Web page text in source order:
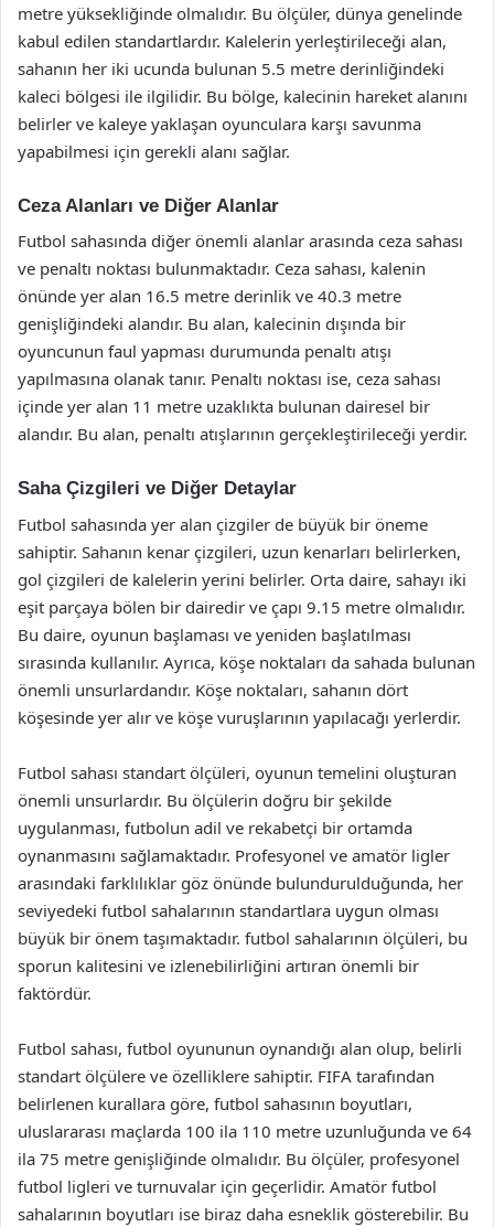
metre yüksekliğinde olmalıdır. Bu ölçüler, dünya genelinde
kabul edilen standartlardır. Kalelerin yerleştirileceği alan,
sahanın her iki ucunda bulunan 5.5 metre derinliğindeki
kaleci bölgesi ile ilgilidir. Bu bölge, kalecinin hareket alanını
belirler ve kaleye yaklaşan oyunculara karşı savunma
yapabilmesi için gerekli alanı sağlar.
Ceza Alanları ve Diğer Alanlar
Futbol sahasında diğer önemli alanlar arasında ceza sahası
ve penaltı noktası bulunmaktadır. Ceza sahası, kalenin
önünde yer alan 16.5 metre derinlik ve 40.3 metre
genişliğindeki alandır. Bu alan, kalecinin dışında bir
oyuncunun faul yapması durumunda penaltı atışı
yapılmasına olanak tanır. Penaltı noktası ise, ceza sahası
içinde yer alan 11 metre uzaklıkta bulunan dairesel bir
alandır. Bu alan, penaltı atışlarının gerçekleştirileceği yerdir.
Saha Çizgileri ve Diğer Detaylar
Futbol sahasında yer alan çizgiler de büyük bir öneme
sahiptir. Sahanın kenar çizgileri, uzun kenarları belirlerken,
gol çizgileri de kalelerin yerini belirler. Orta daire, sahayı iki
eşit parçaya bölen bir dairedir ve çapı 9.15 metre olmalıdır.
Bu daire, oyunun başlaması ve yeniden başlatılması
sırasında kullanılır. Ayrıca, köşe noktaları da sahada bulunan
önemli unsurlardandır. Köşe noktaları, sahanın dört
köşesinde yer alır ve köşe vuruşlarının yapılacağı yerlerdir.
Futbol sahası standart ölçüleri, oyunun temelini oluşturan
önemli unsurlardır. Bu ölçülerin doğru bir şekilde
uygulanması, futbolun adil ve rekabetçi bir ortamda
oynanmasını sağlamaktadır. Profesyonel ve amatör ligler
arasındaki farklılıklar göz önünde bulundurulduğunda, her
seviyedeki futbol sahalarının standartlara uygun olması
büyük bir önem taşımaktadır. futbol sahalarının ölçüleri, bu
sporun kalitesini ve izlenebilirliğini artıran önemli bir
faktördür.
Futbol sahası, futbol oyununun oynandığı alan olup, belirli
standart ölçülere ve özelliklere sahiptir. FIFA tarafından
belirlenen kurallara göre, futbol sahasının boyutları,
uluslararası maçlarda 100 ila 110 metre uzunluğunda ve 64
ila 75 metre genişliğinde olmalıdır. Bu ölçüler, profesyonel
futbol ligleri ve turnuvalar için geçerlidir. Amatör futbol
sahalarının boyutları ise biraz daha esneklik gösterebilir. Bu